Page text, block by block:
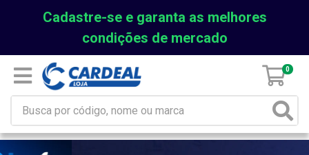
Cadastre-se e garanta as melhores
condições de mercado
0